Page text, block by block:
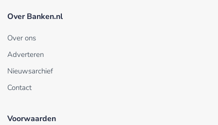
Over Banken.nl
Over ons
Adverteren
Nieuwsarchief
Contact
Voorwaarden